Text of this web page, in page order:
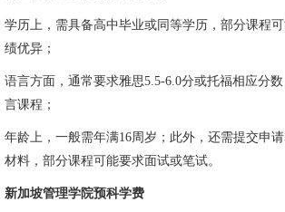
学历上，需具备高中毕业或同等学历，部分课程
绩优异；
语言方面，通常要求雅思5.5-6.0分或托福相应分
言课程；
年龄上，一般需年满16周岁；此外，还需提交申
材料，部分课程可能要求面试或笔试。
新加坡管理学院预科学费